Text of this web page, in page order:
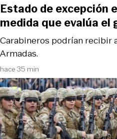
hace 35 min
Carabineros podrían recibir
Armadas.
Estado de excepción
medida que evalúa el